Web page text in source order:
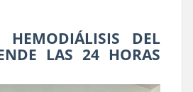
DEL
LAS 24 HORAS